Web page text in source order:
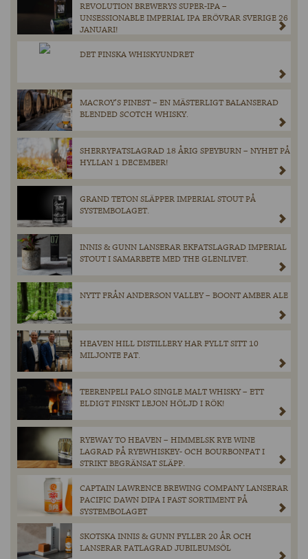
REVOLUTION BREWERYS SUPER-IPA –
UNSESSIONABLE IMPERIAL IPA ERÖVRAR SVERIGE 26
JANUARI!
DET FINSKA WHISKYUNDRET
MACROY’S FINEST – EN MÄSTERLIGT BALANSERAD
BLENDED SCOTCH WHISKY.
SHERRYFATSLAGRAD 18 ÅRIG SPEYBURN – NYHET PÅ
HYLLAN 1 DECEMBER!
GRAND TETON SLÄPPER IMPERIAL STOUT PÅ
SYSTEMBOLAGET.
INNIS & GUNN LANSERAR EKFATSLAGRAD IMPERIAL
STOUT I SAMARBETE MED THE GLENLIVET.
NYTT FRÅN ANDERSON VALLEY – BOONT AMBER ALE
HEAVEN HILL DISTILLERY HAR FYLLT SITT 10
MILJONTE FAT.
TEERENPELI PALO SINGLE MALT WHISKY – ETT
ELDIGT FINSKT LEJON HÖLJD I RÖK!
RYEWAY TO HEAVEN – HIMMELSK RYE WINE
LAGRAD PÅ RYEWHISKEY- OCH BOURBONFAT I
STRIKT BEGRÄNSAT SLÄPP.
CAPTAIN LAWRENCE BREWING COMPANY LANSERAR
PACIFIC DAWN DIPA I FAST SORTIMENT PÅ
SYSTEMBOLAGET
SKOTSKA INNIS & GUNN FYLLER 20 ÅR OCH
LANSERAR FATLAGRAD JUBILEUMSÖL